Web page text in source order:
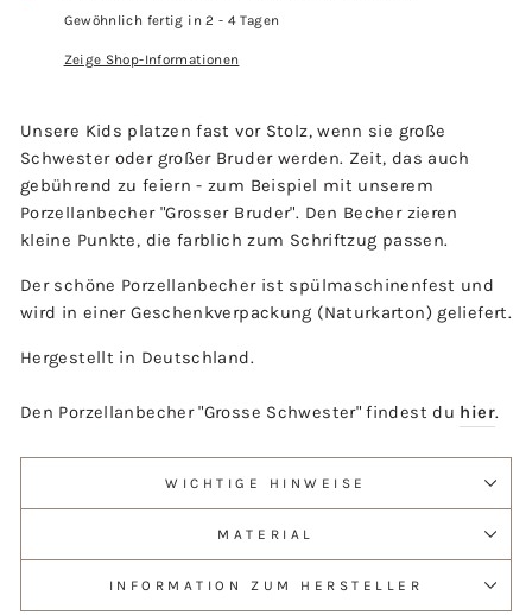
Gewöhnlich fertig in 2 - 4 Tagen
Zeige Shop-Informationen
Unsere Kids platzen fast vor Stolz, wenn sie große
Schwester oder großer Bruder werden. Zeit, das auch
gebührend zu feiern - zum Beispiel mit unserem
Porzellanbecher "Grosser Bruder". Den Becher zieren
kleine Punkte, die farblich zum Schriftzug passen.
Der schöne Porzellanbecher ist spülmaschinenfest und
wird in einer Geschenkverpackung (Naturkarton) geliefert.
Hergestellt in Deutschland.
Den Porzellanbecher "Grosse Schwester" findest du hier.
WICHTIGE HINWEISE
MATERIAL
INFORMATION ZUM HERSTELLER